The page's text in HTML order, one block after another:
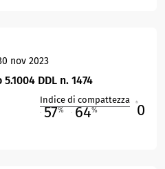
nov 2023
DDL n. 1474
Indice di compattezza
57% 64% 0